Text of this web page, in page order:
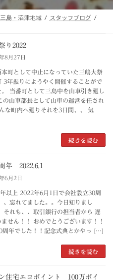
島・沼津地域
スタッフブログ
り2022
8月27日
本町として中止になっていた三嶋大祭
3年振りにようやく開催することがで
。 当番町として三島中を山車引き廻し
の山車部長として山車の運営を任され
な町内へ廻りそれを3日間、、 気
続きを読む
年 2022,6,1
6月2日
以上 2022年6月1日で会社設立30周
、忘れてました。。今日知りまし
それも、、取引銀行の担当者から 遅
ません！！ おめでとうございます！！
周年でした！！記念式典とかやっ […]
続きを読む
住宅エコポイント 100万ポイ